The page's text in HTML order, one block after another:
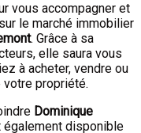
vous accompagner et
le marché immobilier
. Grâce à sa
elle saura vous
à acheter, vendre ou
propriété.
Dominique
également disponible